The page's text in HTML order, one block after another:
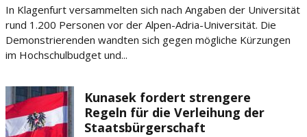
In Klagenfurt versammelten sich nach Angaben der Universität
rund 1.200 Personen vor der Alpen-Adria-Universität. Die
Demonstrierenden wandten sich gegen mögliche Kürzungen
im Hochschulbudget und...
Kunasek fordert strengere
Regeln für die Verleihung der
Staatsbürgerschaft